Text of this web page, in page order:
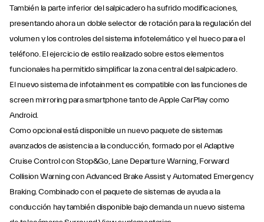
También la parte inferior del salpicadero ha sufrido modificaciones,
presentando ahora un doble selector de rotación para la regulación del
volumen y los controles del sistema infotelemático y el hueco para el
teléfono. El ejercicio de estilo realizado sobre estos elementos
funcionales ha permitido simplificar la zona central del salpicadero.
El nuevo sistema de infotainment es compatible con las funciones de
screen mirroring para smartphone tanto de Apple CarPlay como
Android.
Como opcional está disponible un nuevo paquete de sistemas
avanzados de asistencia a la conducción, formado por el Adaptive
Cruise Control con Stop&Go, Lane Departure Warning, Forward
Collision Warning con Advanced Brake Assist y Automated Emergency
Braking. Combinado con el paquete de sistemas de ayuda a la
conducción hay también disponible bajo demanda un nuevo sistema